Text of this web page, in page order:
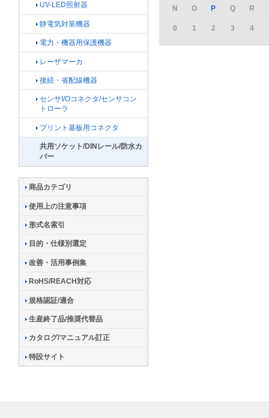
N
O P Q R
0 1 2 3 4
UV-LED照射器
静電気対策機器
電力・機器用保護機器
レーザマーカ
接続・省配線機器
センサI/Oコネクタ/センサコン
トローラ
プリント基板用コネクタ
共用ソケット/DINレール/防水カ
バー
商品カテゴリ
使用上の注意事項
形式名索引
目的・仕様別選定
改善・活用事例集
RoHS/REACH対応
規格認証/適合
生産終了品/推奨代替品
カタログ/マニュアル訂正
特設サイト